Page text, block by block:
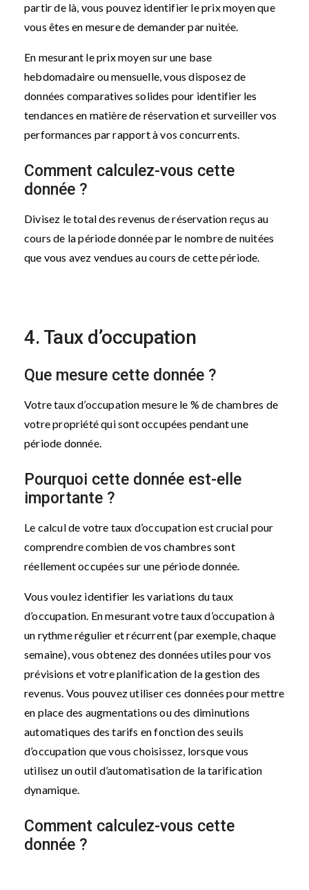
partir de là, vous pouvez identifier le prix moyen que
vous êtes en mesure de demander par nuitée.
En mesurant le prix moyen sur une base
hebdomadaire ou mensuelle, vous disposez de
données comparatives solides pour identifier les
tendances en matière de réservation et surveiller vos
performances par rapport à vos concurrents.
Comment calculez-vous cette
donnée ?
Divisez le total des revenus de réservation reçus au
cours de la période donnée par le nombre de nuitées
que vous avez vendues au cours de cette période.
4. Taux d’occupation
Que mesure cette donnée ?
Votre taux d’occupation mesure le % de chambres de
votre propriété qui sont occupées pendant une
période donnée.
Pourquoi cette donnée est-elle
importante ?
Le calcul de votre taux d’occupation est crucial pour
comprendre combien de vos chambres sont
réellement occupées sur une période donnée.
Vous voulez identifier les variations du taux
d’occupation. En mesurant votre taux d’occupation à
un rythme régulier et récurrent (par exemple, chaque
semaine), vous obtenez des données utiles pour vos
prévisions et votre planification de la gestion des
revenus. Vous pouvez utiliser ces données pour mettre
en place des augmentations ou des diminutions
automatiques des tarifs en fonction des seuils
d’occupation que vous choisissez, lorsque vous
utilisez un outil d’automatisation de la tarification
dynamique.
Comment calculez-vous cette
donnée ?